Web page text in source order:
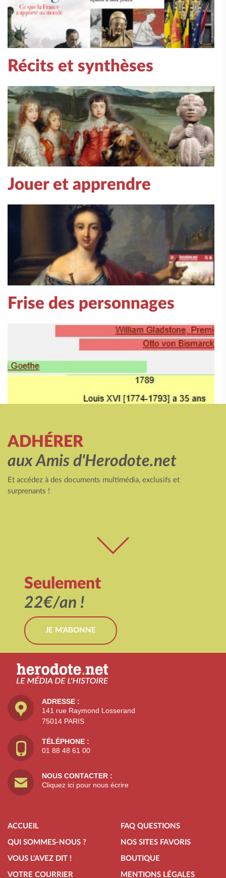
Récits et synthèses
Jouer et apprendre
Frise des personnages
ADHÉRER
aux Amis d'Herodote.net
Et accédez à des documents multimédia, exclusifs et
surprenants !
Seulement
22€/an !
JE M'ABONNE
ADRESSE :
141 rue Raymond Losserand
75014 PARIS
TÉLÉPHONE :
01 88 48 61 00
NOUS CONTACTER :
Cliquez ici pour nous écrire
ACCUEIL
QUI SOMMES-NOUS ?
VOUS L'AVEZ DIT !
VOTRE COURRIER
FAQ QUESTIONS
NOS SITES FAVORIS
BOUTIQUE
MENTIONS LÉGALES